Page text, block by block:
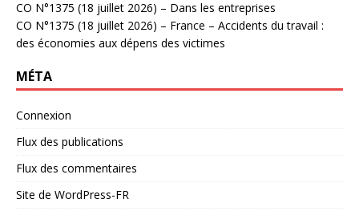
CO N°1375 (18 juillet 2026) – Dans les entreprises
CO N°1375 (18 juillet 2026) – France – Accidents du travail :
des économies aux dépens des victimes
MÉTA
Connexion
Flux des publications
Flux des commentaires
Site de WordPress-FR